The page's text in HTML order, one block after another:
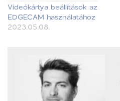
Videókártya beállítások az
EDGECAM használatához
2023.05.08.